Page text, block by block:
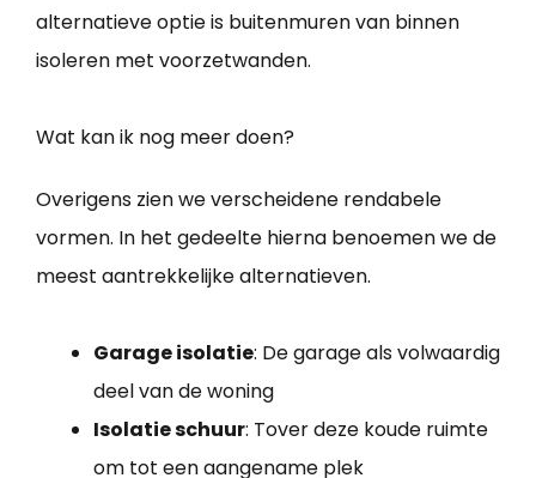
alternatieve optie is buitenmuren van binnen
isoleren met voorzetwanden.
Wat kan ik nog meer doen?
Overigens zien we verscheidene rendabele
vormen. In het gedeelte hierna benoemen we de
meest aantrekkelijke alternatieven.
Garage isolatie: De garage als volwaardig
deel van de woning
Isolatie schuur: Tover deze koude ruimte
om tot een aangename plek